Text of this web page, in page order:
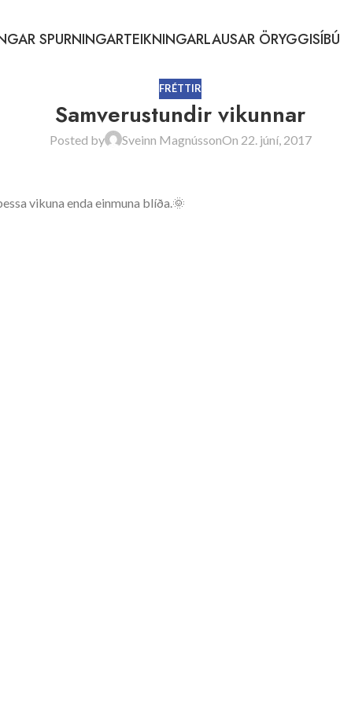
SPURNINGARTEIKNINGARLAUSAR
FRÉTTIR
Samverustundir vikunnar
Posted by Sveinn MagnússonOn 22. júní, 2017
vikuna enda einmuna blíða.🌞